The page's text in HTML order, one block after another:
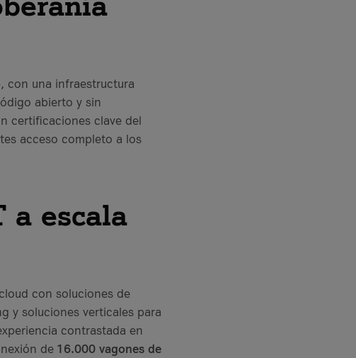
, con una infraestructura
abierto y sin
certificaciones clave del
acceso completo a los
a escala
con soluciones de
y soluciones verticales para
contrastada en
de 16.000 vagones de